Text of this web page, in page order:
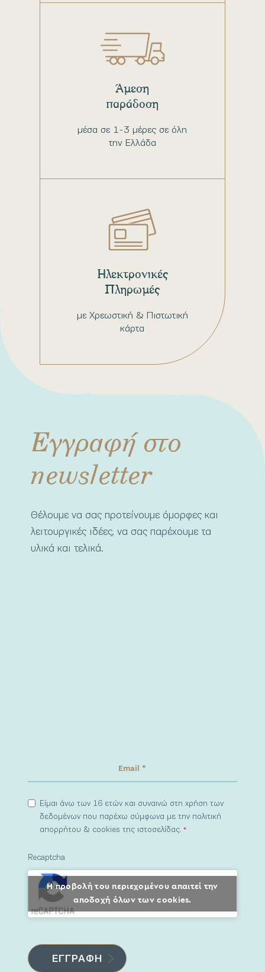
μέσα σε 1-3 μέρες σε όλη
την Ελλάδα
Άμεση
παράδοση
με Χρεωστική & Πιστωτική
κάρτα
Ηλεκτρονικές
Πληρωμές
Εγγραφή στο
newsletter
Θέλουμε να σας προτείνουμε όμορφες και
λειτουργικές ιδέες, να σας παρέχουμε τα
υλικά και τελικά.
Είμαι άνω των 16 ετών και συναινώ στη χρήση των
δεδομένων που παρέχω σύμφωνα με την πολιτική
απορρήτου & cookies της ιστοσελίδας.*
Recaptcha
Η προβολή του περιεχομένου απαιτεί την
αποδοχή όλων των cookies.